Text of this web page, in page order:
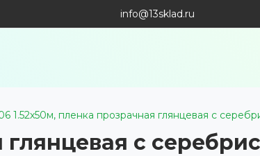
info@13sklad.ru
1.52х50м, пленка прозрачная глянцевая с
глянцевая с